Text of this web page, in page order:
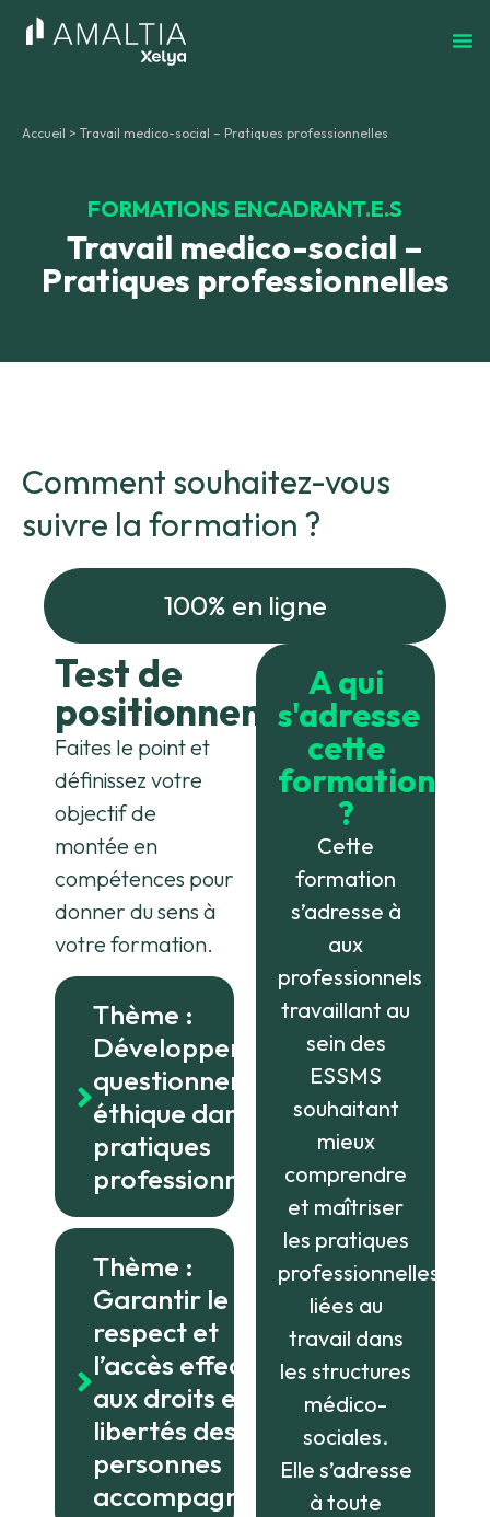
Accueil > Travail medico-social – Pratiques professionnelles
FORMATIONS ENCADRANT.E.S
Travail medico-social –
Pratiques professionnelles
Comment souhaitez-vous
suivre la formation ?
100% en ligne
Test de
positionnement
Faites le point et
définissez votre
objectif de
montée en
compétences pour
donner du sens à
votre formation.
Thème :
Développer le
questionnement
éthique dans les
pratiques
professionnelles
Thème :
Garantir le
respect et
l’accès effectif
aux droits et
libertés des
personnes
accompagnées
A qui
s'adresse
cette
formation
?
Cette
formation
s’adresse à
aux
professionnels
travaillant au
sein des
ESSMS
souhaitant
mieux
comprendre
et maîtriser
les pratiques
professionnelles
liées au
travail dans
les structures
médico-
sociales.
Elle s’adresse
à toute